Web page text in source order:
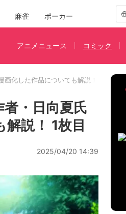
麻雀 ポーカー
アニメニュース コミック
画化した作品についても解説！
者・日向夏氏
説！ 1枚目
2025/04/20 14:39